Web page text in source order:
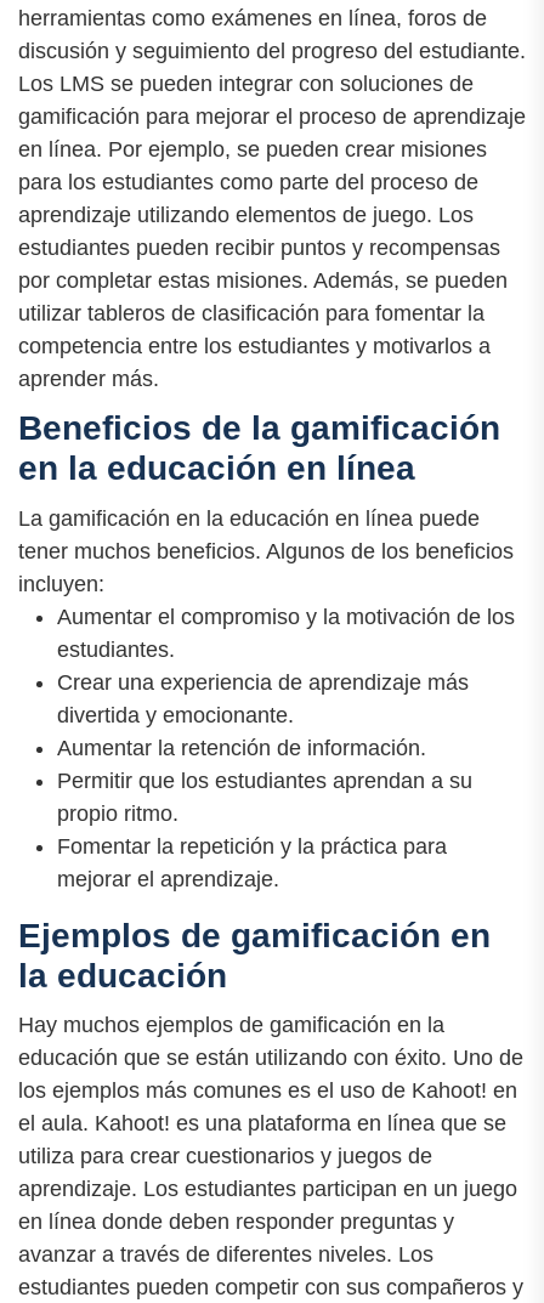
herramientas como exámenes en línea, foros de
discusión y seguimiento del progreso del estudiante.
Los LMS se pueden integrar con soluciones de
gamificación para mejorar el proceso de aprendizaje
en línea. Por ejemplo, se pueden crear misiones
para los estudiantes como parte del proceso de
aprendizaje utilizando elementos de juego. Los
estudiantes pueden recibir puntos y recompensas
por completar estas misiones. Además, se pueden
utilizar tableros de clasificación para fomentar la
competencia entre los estudiantes y motivarlos a
aprender más.
Beneficios de la gamificación
en la educación en línea
La gamificación en la educación en línea puede
tener muchos beneficios. Algunos de los beneficios
incluyen:
Aumentar el compromiso y la motivación de los
estudiantes.
Crear una experiencia de aprendizaje más
divertida y emocionante.
Aumentar la retención de información.
Permitir que los estudiantes aprendan a su
propio ritmo.
Fomentar la repetición y la práctica para
mejorar el aprendizaje.
Ejemplos de gamificación en
la educación
Hay muchos ejemplos de gamificación en la
educación que se están utilizando con éxito. Uno de
los ejemplos más comunes es el uso de Kahoot! en
el aula. Kahoot! es una plataforma en línea que se
utiliza para crear cuestionarios y juegos de
aprendizaje. Los estudiantes participan en un juego
en línea donde deben responder preguntas y
avanzar a través de diferentes niveles. Los
estudiantes pueden competir con sus compañeros y